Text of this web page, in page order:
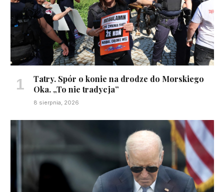
Tatry. Spór o konie na drodze do Morskiego
Oka. „To nie tradycja”
8 sierpnia, 2026